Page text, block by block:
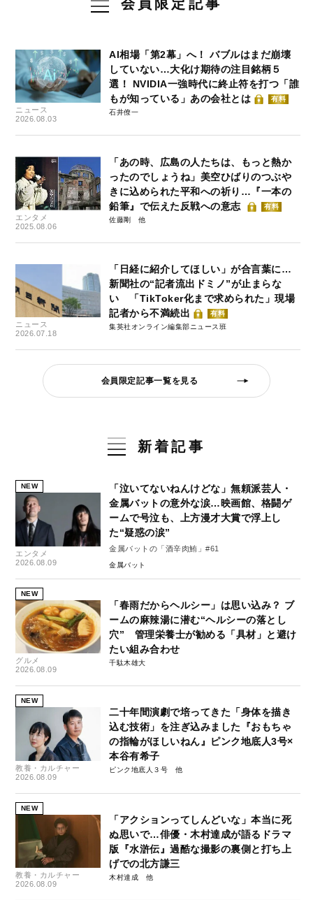
会員限定記事
ニュース
2026.08.03
AI相場「第2幕」へ！ バブルはまだ崩壊
していない…大化け期待の注目銘柄５
選！ NVIDIA一強時代に終止符を打つ「誰
もが知っている」あの会社とは
有料
石井僚一
エンタメ
2025.08.06
「あの時、広島の人たちは、もっと熱か
ったのでしょうね」美空ひばりのつぶや
きに込められた平和への祈り…『一本の
鉛筆』で伝えた反戦への意志
有料
佐藤剛
ニュース
2026.07.18
「日経に紹介してほしい」が合言葉に…
新聞社の“記者流出ドミノ”が止まらな
い 「TikToker化まで求められた」現場
記者から不満続出
有料
集英社オンライン編集部ニュース班
会員限定記事一覧を見る
新着記事
NEW
エンタメ
2026.08.09
「泣いてないねんけどな」無頼派芸人・
金属バットの意外な涙…映画館、格闘ゲ
ームで号泣も、上方漫才大賞で浮上し
た“疑惑の涙”
金属バットの「酒辛肉鮪」#61
金属バット
NEW
グルメ
2026.08.09
「春雨だからヘルシー」は思い込み？ ブ
ームの麻辣湯に潜む“ヘルシーの落とし
穴” 管理栄養士が勧める「具材」と避け
たい組み合わせ
千駄木雄大
NEW
教養・カルチャー
2026.08.09
二十年間演劇で培ってきた「身体を描き
込む技術」を注ぎ込みました『おもちゃ
の指輪がほしいねん』ピンク地底人3号×
本谷有希子
ピンク地底人３号
NEW
教養・カルチャー
2026.08.09
「アクションってしんどいな」本当に死
ぬ思いで…俳優・木村達成が語るドラマ
版『水滸伝』過酷な撮影の裏側と打ち上
げでの北方謙三
木村達成